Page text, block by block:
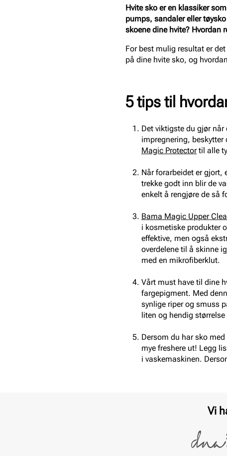
Hvite sko er en klassiker
pumps, sandaler eller
skoene dine hvite? Hvordan
For best mulig resultat er
på dine hvite sko, og
5 tips til
Det viktigste du gjør når
impregnering, beskytter
Magic Protectortil alle
Når forarbeidet er gjort,
trekke godt inn blir de
enkelt å rengjøre de så
Bama Magic Upper
i kosmetiske produkter
effektive, men også
overdelene til å skinne
med en mikrofiberklut.
Vårt must have til dine
fargepigment. Med
synlige riper og smuss
liten og hendig
Dersom du har sko
mye freshere ut! Legg
i vaskemaskinen.
Vi